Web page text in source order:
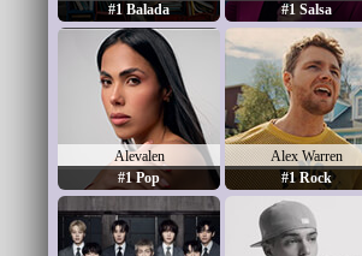
#1 Balada
#1 Salsa
Alevalen
#1 Pop
Alex Warren
#1 Rock